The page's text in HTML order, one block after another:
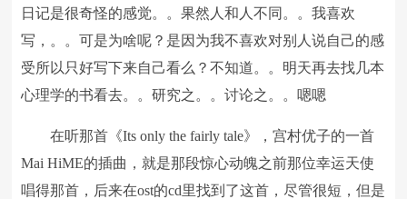
日记是很奇怪的感觉。。果然人和人不同。。我喜欢
写，。。可是为啥呢？是因为我不喜欢对别人说自己的感
受所以只好写下来自己看么？不知道。。明天再去找几本
心理学的书看去。。研究之。。讨论之。。嗯嗯
在听那首《Its only the fairly tale》，宫村优子的一首
Mai HiME的插曲，就是那段惊心动魄之前那位幸运天使
唱得那首，后来在ost的cd里找到了这首，尽管很短，但是